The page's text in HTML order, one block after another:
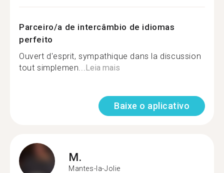
Parceiro/a de intercâmbio de idiomas
perfeito
Ouvert d'esprit, sympathique dans la discussion
tout simplemen... Leia mais
Baixe o aplicativo
M.
Mantes-la-Jolie